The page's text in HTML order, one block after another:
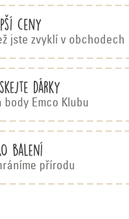
ceny
jste zvyklí v obchodech
dárky
body Emco Klubu
balení
přírodu